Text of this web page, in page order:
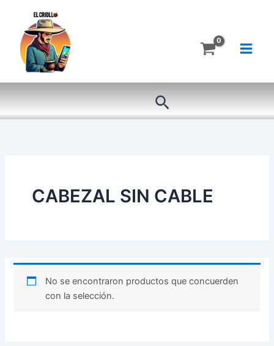
contenido
Buscar
CABEZAL SIN CABLE
No se encontraron productos que concuerden
con la selección.